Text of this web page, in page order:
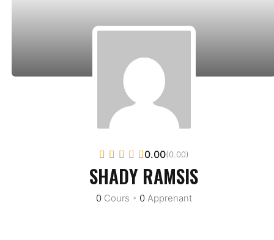
0.00(0.00)
SHADY RAMSIS
0Cours • 0Apprenant